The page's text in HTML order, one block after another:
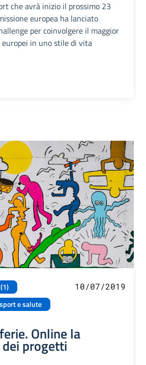
che avrà inizio il prossimo 23
europea ha lanciato
per coinvolgere il maggior
in uno stile di vita
sport e salute
10/07/2019
Online la
progetti